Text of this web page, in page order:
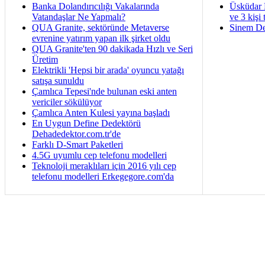
Banka Dolandırıcılığı Vakalarında
Vatandaşlar Ne Yapmalı?
QUA Granite, sektöründe Metaverse
evrenine yatırım yapan ilk şirket oldu
QUA Granite'ten 90 dakikada Hızlı ve Seri
Üretim
Elektrikli 'Hepsi bir arada' oyuncu yatağı
satışa sunuldu
Çamlıca Tepesi'nde bulunan eski anten
vericiler sökülüyor
Çamlıca Anten Kulesi yayına başladı
En Uygun Define Dedektörü
Dehadedektor.com.tr'de
Farklı D-Smart Paketleri
4.5G uyumlu cep telefonu modelleri
Teknoloji meraklıları için 2016 yılı cep
telefonu modelleri Erkegegore.com'da
Üsküdar
ve 3 kişi
Sinem